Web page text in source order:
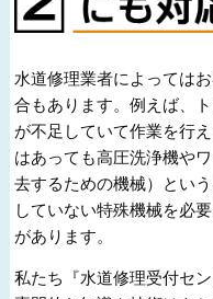
水道修理業者によっては
合もあります。例えば、
が不足していて作業を行
はあっても高圧洗浄機や
去するための機械）とい
していない特殊機械を必
があります。
私たち『水道修理受付セ